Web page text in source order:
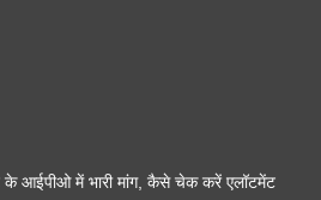
के आईपीओ में भारी मांग, कैसे चेक करें एलॉटमेंट